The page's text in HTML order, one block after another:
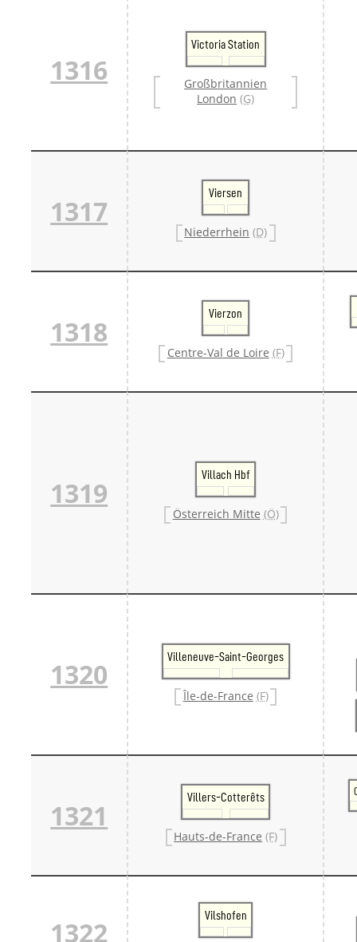
1316
Victoria Station
Großbritannien
London (G)
1317
Viersen
Niederrhein (D)
1318
Vierzon
Centre-Val de Loire (F)
1319
Villach Hbf
Österreich Mitte (Ö)
1320
Villeneuve-Saint-Georges
Île-de-France (F)
1321
Villers-Cotterêts
Hauts-de-France (F)
1322
Vilshofen